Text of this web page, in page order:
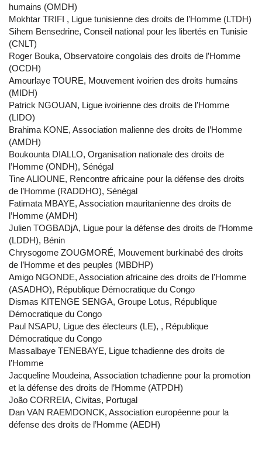
humains (OMDH)
Mokhtar TRIFI , Ligue tunisienne des droits de l’Homme (LTDH)
Sihem Bensedrine, Conseil national pour les libertés en Tunisie
(CNLT)
Roger Bouka, Observatoire congolais des droits de l’Homme
(OCDH)
Amourlaye TOURE, Mouvement ivoirien des droits humains
(MIDH)
Patrick NGOUAN, Ligue ivoirienne des droits de l’Homme
(LIDO)
Brahima KONE, Association malienne des droits de l’Homme
(AMDH)
Boukounta DIALLO, Organisation nationale des droits de
l’Homme (ONDH), Sénégal
Tine ALIOUNE, Rencontre africaine pour la défense des droits
de l’Homme (RADDHO), Sénégal
Fatimata MBAYE, Association mauritanienne des droits de
l’Homme (AMDH)
Julien TOGBADjA, Ligue pour la défense des droits de l’Homme
(LDDH), Bénin
Chrysogome ZOUGMORÉ, Mouvement burkinabé des droits
de l’Homme et des peuples (MBDHP)
Amigo NGONDE, Association africaine des droits de l’Homme
(ASADHO), République Démocratique du Congo
Dismas KITENGE SENGA, Groupe Lotus, République
Démocratique du Congo
Paul NSAPU, Ligue des électeurs (LE), , République
Démocratique du Congo
Massalbaye TENEBAYE, Ligue tchadienne des droits de
l’Homme
Jacqueline Moudeina, Association tchadienne pour la promotion
et la défense des droits de l’Homme (ATPDH)
João CORREIA, Civitas, Portugal
Dan VAN RAEMDONCK, Association européenne pour la
défense des droits de l’Homme (AEDH)